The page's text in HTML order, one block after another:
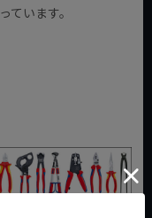
います。